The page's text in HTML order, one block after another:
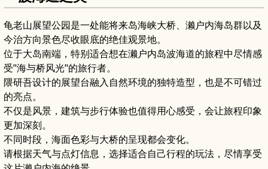
龟老山展望公园是一处能将来岛海峡大桥、濑户内海岛群以及
今治方向景色尽收眼底的绝佳观景地。
位于大岛南端，特别适合想在濑户内岛波海道的旅程中尽情感
受"海与桥风光"的旅行者。
隈研吾设计的展望台融入自然环境的独特造型，也是不可错过
的亮点。
不仅是风景，建筑与步行体验也值得用心感受，会让旅程印象
更加深刻。
不同时段，海面色彩与大桥的呈现都会变化。
请根据天气与点灯信息，选择适合自己行程的玩法，尽情享受